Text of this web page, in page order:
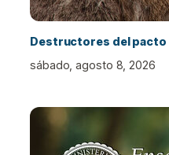
Destructores del pacto
sábado, agosto 8, 2026